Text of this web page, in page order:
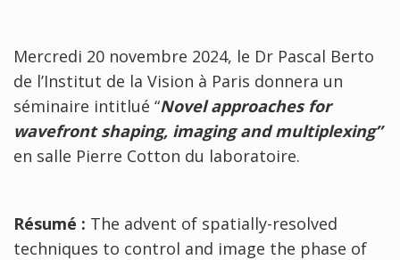
Mercredi 20 novembre 2024, le Dr Pascal Berto
de l’Institut de la Vision à Paris donnera un
séminaire intitlué “Novel approaches for
wavefront shaping, imaging and multiplexing”
en salle Pierre Cotton du laboratoire.
Résumé : The advent of spatially-resolved
techniques to control and image the phase of